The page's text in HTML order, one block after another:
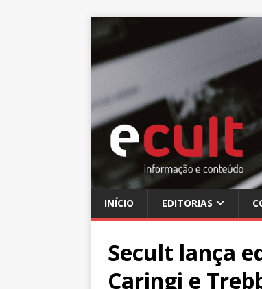
INÍCIO EDITORIAS
Secult lança
Caringi e